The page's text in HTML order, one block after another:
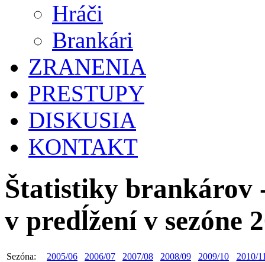
Hráči
Brankári
ZRANENIA
PRESTUPY
DISKUSIA
KONTAKT
Štatistiky brankárov
v predĺžení v sezóne
Sezóna: 2005/06 2006/07 2007/08 2008/09 2009/10
2010/